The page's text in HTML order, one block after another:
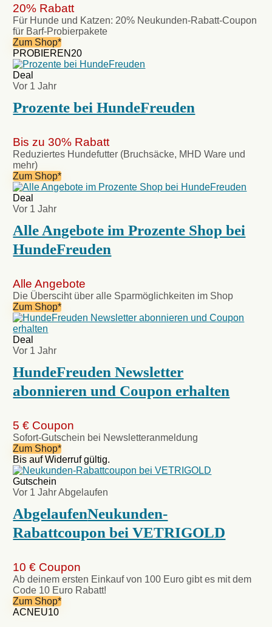
20% Rabatt
Für Hunde und Katzen: 20% Neukunden-Rabatt-Coupon
für Barf-Probierpakete
Zum Shop*
PROBIEREN20
Deal
Vor 1 Jahr
Prozente bei HundeFreuden
Bis zu 30% Rabatt
Reduziertes Hundefutter (Bruchsäcke, MHD Ware und
mehr)
Zum Shop*
Deal
Vor 1 Jahr
Alle Angebote im Prozente Shop bei
HundeFreuden
Alle Angebote
Die Übersciht über alle Sparmöglichkeiten im Shop
Zum Shop*
Deal
Vor 1 Jahr
HundeFreuden Newsletter
abonnieren und Coupon erhalten
5 € Coupon
Sofort-Gutschein bei Newsletteranmeldung
Zum Shop*
Bis auf Widerruf gültig.
Gutschein
Vor 1 JahrAbgelaufen
AbgelaufenNeukunden-
Rabattcoupon bei VETRIGOLD
10 € Coupon
Ab deinem ersten Einkauf von 100 Euro gibt es mit dem
Code 10 Euro Rabatt!
Zum Shop*
ACNEU10